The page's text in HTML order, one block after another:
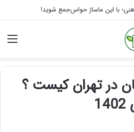
لب بعد از تزریق ژل
در تهران کیست ؟